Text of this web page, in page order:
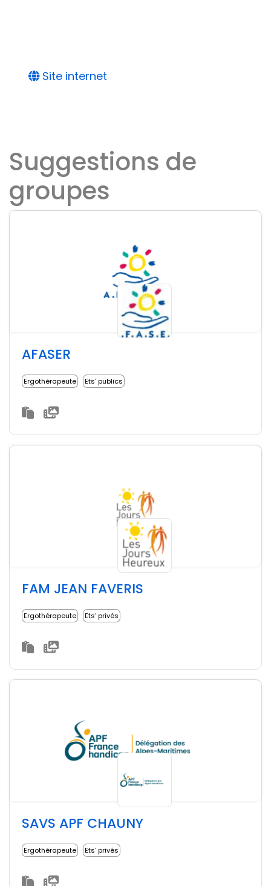
Site internet
Suggestions de
groupes
AFASER
Ergothérapeute Ets' publics
FAM JEAN FAVERIS
Ergothérapeute Ets' privés
SAVS APF CHAUNY
Ergothérapeute Ets' privés